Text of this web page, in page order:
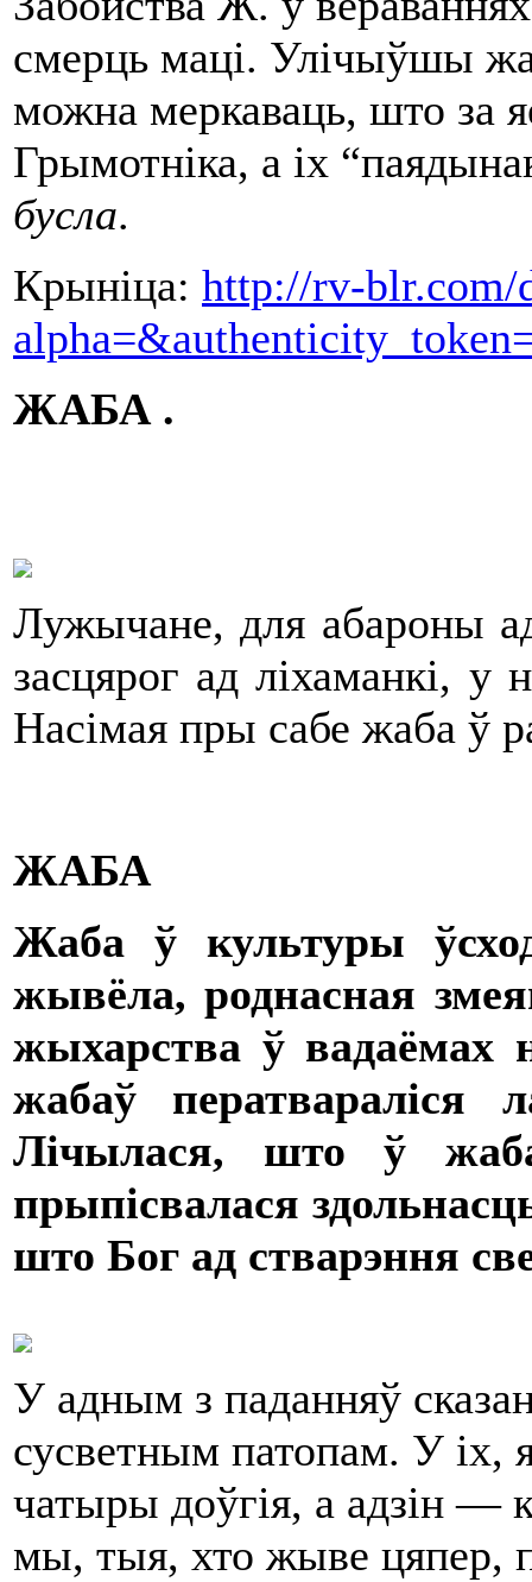
смерць маці. Улічыўшы
можна меркаваць, што за
Грымотніка, а іх
бусла.
Крыніца: http://rv-blr.com/
ЖАБА .
Лужычане, для абароны
засцярог ад ліхаманкі,
Насімая пры сабе жаба ў
ЖАБА
Жаба ў культуры
жывёла, роднасная
жыхарства ў вадаёмах
жабаў
Лiчылася, што ў
прыпiсвалася
што Бог ад стварэння
У адным з паданняў
сусветным патопам. У iх,
чатыры доўгiя, а адзiн —
мы, тыя, хто жыве цяпер,